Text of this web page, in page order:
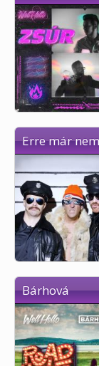
Erre már
Bárhová